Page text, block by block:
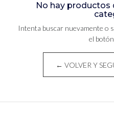
No hay productos
Intenta buscar nuevamente o
el
← VOLVER Y